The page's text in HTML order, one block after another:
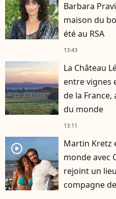
Barbara
maison du
été au RSA
13:43
La Château
entre vignes
de la
du monde
13:11
player2
Martin Kretz
monde avec
rejoint un
compagne